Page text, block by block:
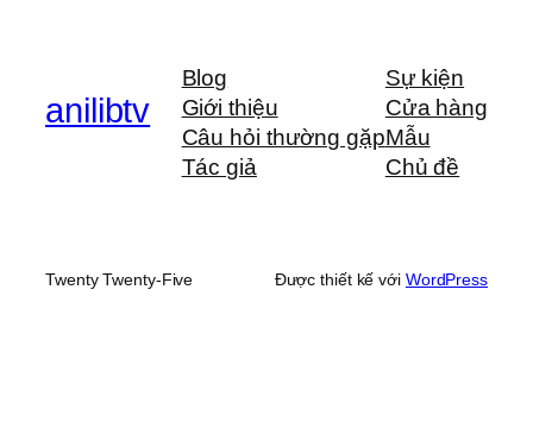
anilibtv
Blog
Giới thiệu
Câu hỏi thường gặp
Tác giả
Sự kiện
Cửa hàng
Mẫu
Chủ đề
Twenty Twenty-Five Được thiết kế với WordPress